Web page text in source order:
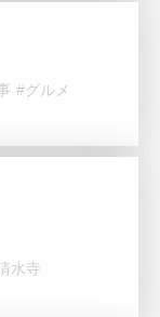
#グルメ
水寺